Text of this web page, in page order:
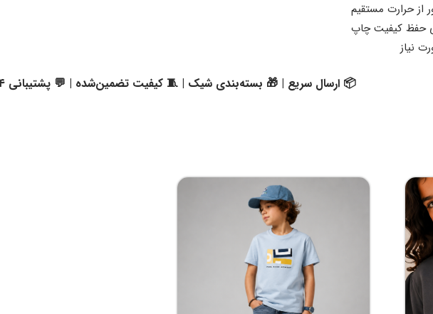
از حرارت مستقیم
حفظ کیفیت چاپ
نیاز
📦 ارسال سریع | 🎁 بسته‌بندی شیک | 🧵 کیفیت تضمین‌شده | 💬 پشتیبانی ۲۴ ساعته